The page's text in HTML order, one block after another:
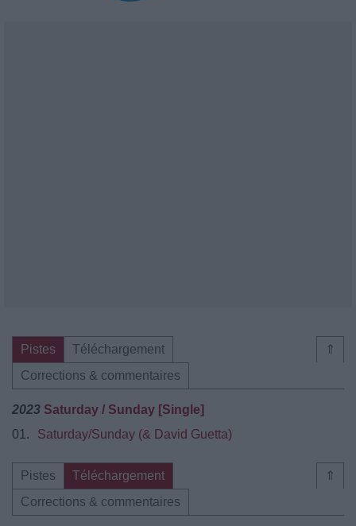
⇑
Pistes
Téléchargement
Corrections & commentaires
2023 Saturday / Sunday [Single]
01.
Saturday/Sunday (& David Guetta)
⇑
Pistes
Téléchargement
Corrections & commentaires